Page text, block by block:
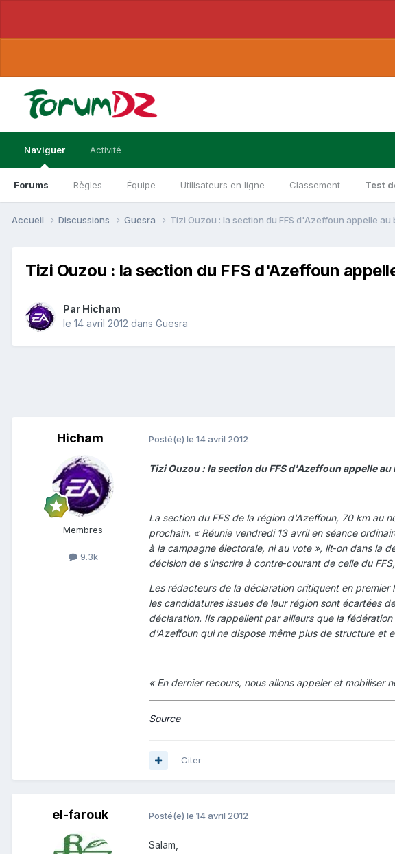
Naviguer
Forums Règles Équipe Utilisateurs en ligne Classement Test
Activité
Accueil Discussions Guesra Tizi Ouzou : la section du FFS d'Azeffoun appelle au
Tizi Ouzou : la section du FFS d'Azeffoun
Par Hicham
le 14 avril 2012 dans Guesra
Hicham
Membres
9.3k
Posté(e) le 14 avril 2012
Tizi Ouzou : la section du FFS d'Azeffoun appelle
La section du FFS de la région d'Azeffoun, 70 km au
prochain. « Réunie vendredi 13 avril en séance
à la campagne électorale, ni au vote », lit‑on dans la
décision de s'inscrire à contre‑courant de celle du
Les rédacteurs de la déclaration critiquent en
les candidatures issues de leur région sont écartées
déclaration. Ils rappellent par ailleurs que la
d'Azeffoun qui ne dispose même plus de structure et
« En dernier recours, nous allons appeler et mobiliser
Source
Citer
el-farouk Posté(e) le 14 avril 2012
Salam,